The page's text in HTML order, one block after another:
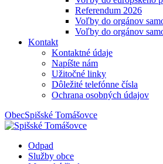
Referendum 2026
Voľby do orgánov
Voľby do orgánov
Kontakt
Kontaktné údaje
Napíšte nám
Užitočné linky
Dôležité telefónne čísla
Ochrana osobných údajov
ObecSpišské Tomášovce
Odpad
Služby obce